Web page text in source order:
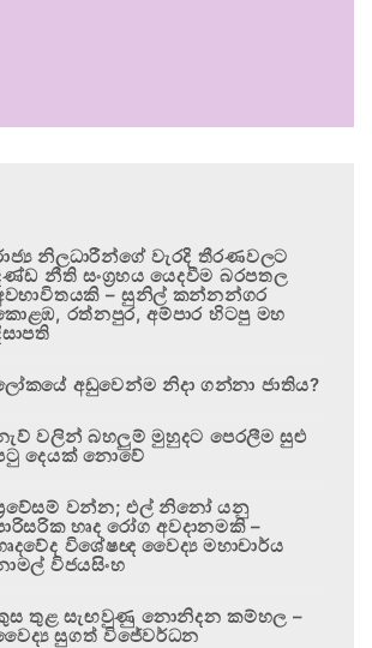
නිලධාරීන්ගේ වැරදි තීරණවලට
නීති සංග්‍රහය යෙදවීම බරපතල
– සුනිල් කන්නන්ගර
රත්නපුර, අම්පාර හිටපු මහ
අඩුවෙන්ම නිදා ගන්නා ජාතිය?
වලින් බහලුම් මුහුදට පෙරලීම සුළු
දෙයක් නොවේ
වන්න; එල් නිනෝ යනු
හෘද රෝග අවදානමකි –
විශේෂඥ වෛද්‍ය මහාචාර්ය
විජයසිංහ
තුළ සැඟවුණු නොනිදන කම්හල –
සුගත් විජේවර්ධන